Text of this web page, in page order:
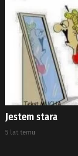
Jestem stara
5 lat temu